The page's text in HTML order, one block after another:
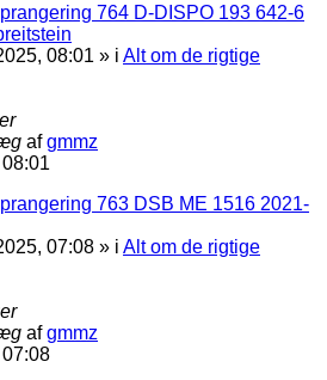
764 D-DISPO 193 642-6
08:01 » i Alt om de rigtige
afgmmz
763 DSB ME 1516 2021-
07:08 » i Alt om de rigtige
afgmmz